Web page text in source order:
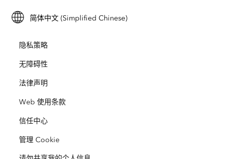
Esri Store
Esri 年轻专家关系网
ArcUser
ArcNews
ArcWatch
Esri Press
Esri 视频
招贤纳士
开放视野
业务行为准则
ArcGIS for Student Use
保护
教育
简体中文 (Simplified Chinese)
隐私策略
无障碍性
法律声明
Web 使用条款
信任中心
管理 Cookie